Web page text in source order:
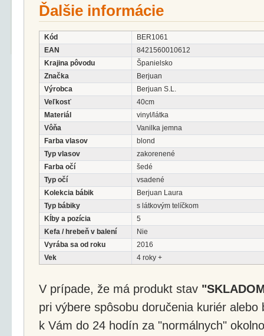
Ďalšie informácie
Kód
BER1061
EAN
8421560010612
Krajina pôvodu
Španielsko
Značka
Berjuan
Výrobca
Berjuan S.L.
Veľkosť
40cm
Materiál
vinyl/látka
Vôňa
Vanilka jemna
Farba vlasov
blond
Typ vlasov
zakorenené
Farba očí
šedé
Typ očí
vsadené
Kolekcia bábik
Berjuan Laura
Typ bábiky
s látkovým telíčkom
Kĺby a pozícia
5
Kefa / hrebeň v balení
Nie
Vyrába sa od roku
2016
Vek
4 roky +
V prípade, že má produkt stav
pri výbere spôsobu doručenia kuriér
k Vám do 24 hodín za "normálnych"